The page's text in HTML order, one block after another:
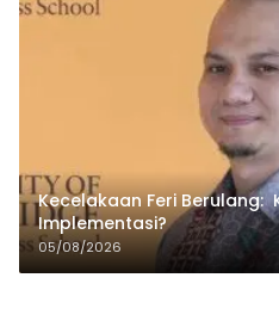
Kecelakaan Feri Berulang:
Implementasi?
05/08/2026